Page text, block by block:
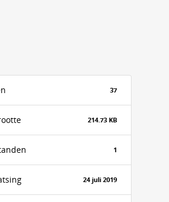
37
214.73 KB
1
24 juli 2019